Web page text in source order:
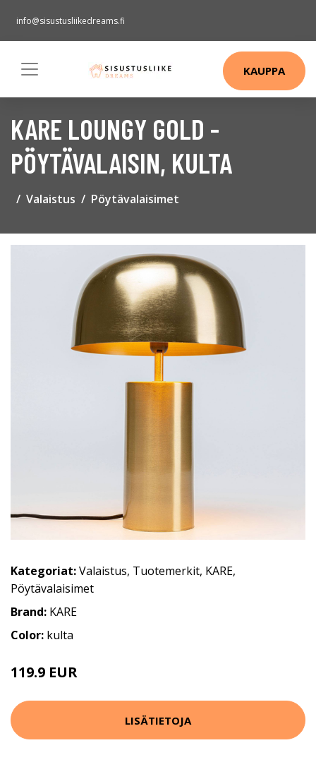
info@sisustusliikedreams.fi
KAUPPA
KARE LOUNGY GOLD -
PÖYTÄVALAISIN, KULTA
Valaistus Pöytävalaisimet
Kategoriat:Valaistus, Tuotemerkit, KARE,
Pöytävalaisimet
Brand: KARE
Color: kulta
119.9 EUR
LISÄTIETOJA